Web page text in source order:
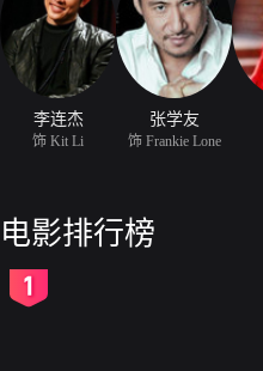
李连杰
饰 Kit Li
张学友
饰 Frankie Lone
电影排行榜